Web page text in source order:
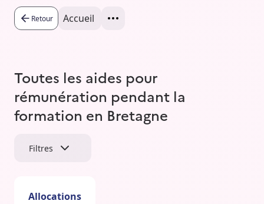
Besoin d'aide ?
Retour Accueil
Toutes les aides pour
rémunération pendant la
formation en Bretagne
Filtres
Allocations